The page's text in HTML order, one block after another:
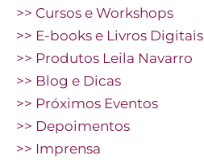
>> Cursos e Workshops
>> E-books e Livros Digitais
>> Produtos Leila Navarro
>> Blog e Dicas
>> Próximos Eventos
>> Depoimentos
>> Imprensa